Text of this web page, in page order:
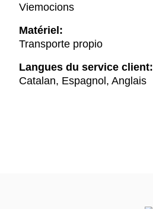
Viemocions
Matériel:
Transporte propio
Langues du service client:
Catalan, Espagnol, Anglais